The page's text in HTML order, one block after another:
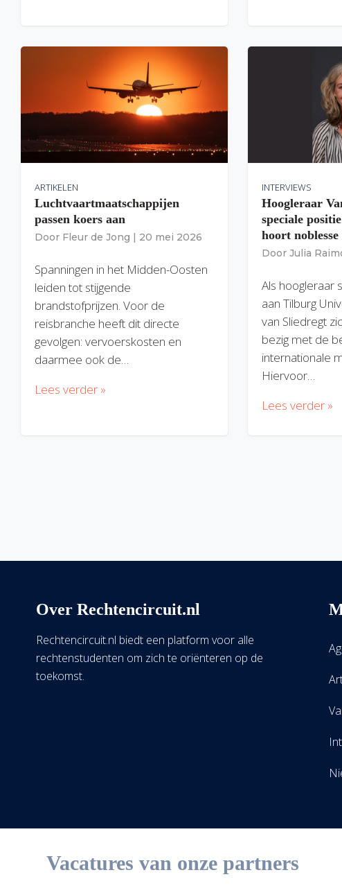
ARTIKELEN
Luchtvaartmaatschappijen
passen koers aan
Door Fleur de Jong | 20 mei 2026
Spanningen in het Midden-Oosten
leiden tot stijgende
brandstofprijzen. Voor de
reisbranche heeft dit directe
gevolgen: vervoerskosten en
daarmee ook de…
Lees verder »
INTERVIEWS
Hoogleraar
speciale
hoort
Door Julia
Als hoogleraar
aan Tilburg
van Sliedregt
bezig met de
internationale
Hiervoor…
Lees verder »
Over Rechtencircuit.nl
Rechtencircuit.nl biedt een platform voor alle
rechtenstudenten om zich te oriënteren op de
toekomst.
Vacatures van onze partners